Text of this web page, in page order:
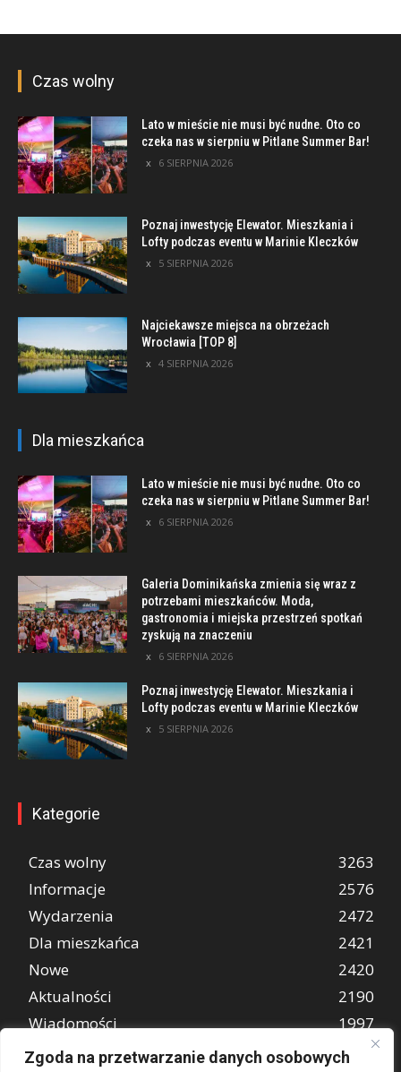
Zgoda na przetwarzanie danych osobowych
Czas wolny
Lato w mieście nie musi być nudne. Oto co
czeka nas w sierpniu w Pitlane Summer Bar!
6 SIERPNIA 2026
Poznaj inwestycję Elewator. Mieszkania i
Lofty podczas eventu w Marinie Kleczków
5 SIERPNIA 2026
Najciekawsze miejsca na obrzeżach
Wrocławia [TOP 8]
4 SIERPNIA 2026
Dla mieszkańca
Lato w mieście nie musi być nudne. Oto co
czeka nas w sierpniu w Pitlane Summer Bar!
6 SIERPNIA 2026
Galeria Dominikańska zmienia się wraz z
potrzebami mieszkańców. Moda,
gastronomia i miejska przestrzeń spotkań
zyskują na znaczeniu
6 SIERPNIA 2026
Poznaj inwestycję Elewator. Mieszkania i
Lofty podczas eventu w Marinie Kleczków
5 SIERPNIA 2026
Kategorie
Czas wolny
3263
Informacje
2576
Wydarzenia
2472
Dla mieszkańca
2421
Nowe
2420
Aktualności
2190
Wiadomości
1997
REKLAMA
849